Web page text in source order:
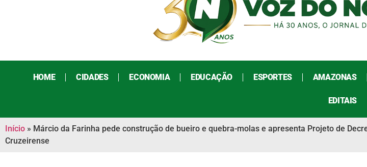
HOME CIDADES ECONOMIA EDUCAÇÃO ESPORTES AMAZONAS
EDITAIS
Início » Márcio da Farinha pede construção de bueiro e quebra-molas e apresenta Projeto de
Cruzeirense